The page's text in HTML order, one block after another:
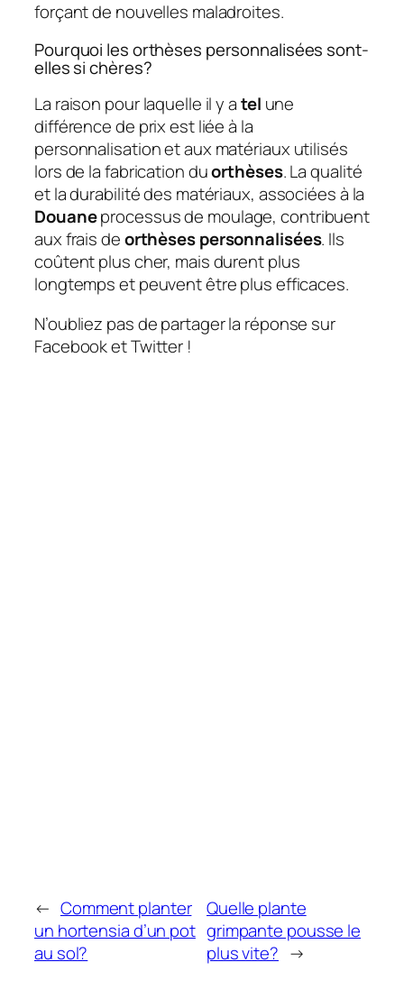
forçant de nouvelles maladroites.
Pourquoi les orthèses personnalisées sont-
elles si chères?
La raison pour laquelle il y atel une
différence de prix est liée à la
personnalisation et aux matériaux utilisés
lors de la fabrication duorthèses. La qualité
et la durabilité des matériaux, associées à la
Douaneprocessus de moulage, contribuent
aux frais deorthèses personnalisées. Ils
coûtent plus cher, mais durent plus
longtemps et peuvent être plus efficaces.
N’oubliez pas de partager la réponse sur
Facebook et Twitter !
← Comment planter
un hortensia d’un pot
au sol?
Quelle plante
grimpante pousse le
plus vite? →